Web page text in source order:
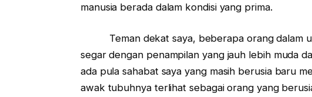
manusia berada dalam kondisi yang prima.
Teman dekat saya, beberapa orang dalam
segar dengan penampilan yang jauh lebih muda
ada pula sahabat saya yang masih berusia baru
awak tubuhnya terlihat sebagai orang yang